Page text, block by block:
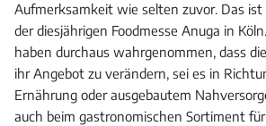
Aufmerksamkeit wie selten zuvor. Das ist
der diesjährigen Foodmesse Anuga in
haben durchaus wahrgenommen, dass
ihr Angebot zu verändern, sei es in
Ernährung oder ausgebautem
auch beim gastronomischen Sortiment